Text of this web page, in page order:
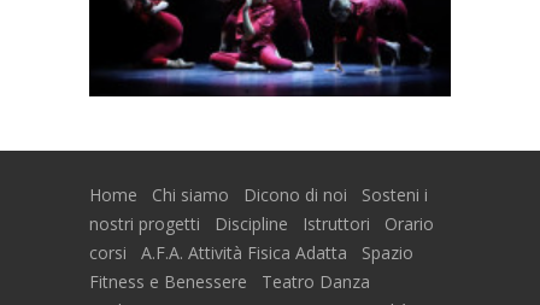
Home Chi siamo Dicono di noi
Sosteni i
nostri progetti
Discipline Istruttori
Orario
corsi
A.F.A. Attività Fisica Adatta
Spazio
Fitness e Benessere
Teatro Danza